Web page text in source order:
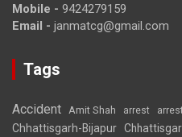
Mobile - 9424279159
Email - janmatcg@gmail.com
Tags
Accident Amit Shah arrest
Chhattisgarh-Bijapur